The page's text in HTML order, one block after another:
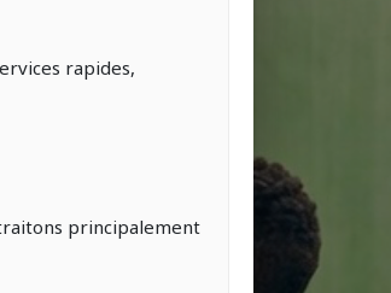
rapides,
principalement